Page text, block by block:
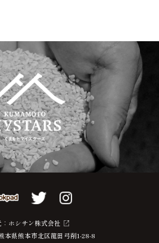
ホシサン株式会社
県熊本市北区龍田弓削1-28-8